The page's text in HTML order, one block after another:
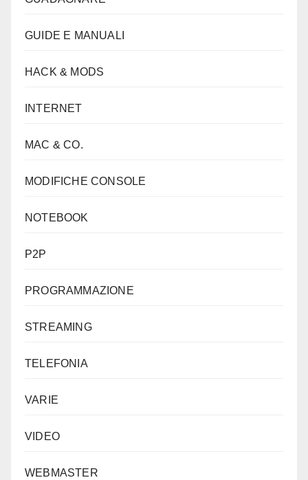
GUIDE E MANUALI
HACK & MODS
INTERNET
MAC & CO.
MODIFICHE CONSOLE
NOTEBOOK
P2P
PROGRAMMAZIONE
STREAMING
TELEFONIA
VARIE
VIDEO
WEBMASTER